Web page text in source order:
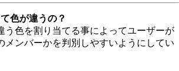
色が違うの？
う色を割り当てる事によってユーザーが
メンバーかを判別しやすいようにしてい